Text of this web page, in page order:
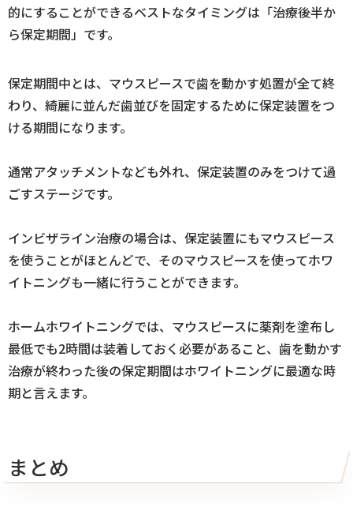
的にすることができるベストなタイミングは「治療後半か
ら保定期間」です。
保定期間中とは、マウスピースで歯を動かす処置が全て終
わり、綺麗に並んだ歯並びを固定するために保定装置をつ
ける期間になります。
通常アタッチメントなども外れ、保定装置のみをつけて過
ごすステージです。
インビザライン治療の場合は、保定装置にもマウスピース
を使うことがほとんどで、そのマウスピースを使ってホワ
イトニングも一緒に行うことができます。
ホームホワイトニングでは、マウスピースに薬剤を塗布し
最低でも2時間は装着しておく必要があること、歯を動かす
治療が終わった後の保定期間はホワイトニングに最適な時
期と言えます。
まとめ